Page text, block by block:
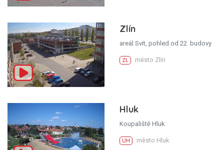
Zlín
areál Svit, pohled od 22. budovy
ZL město Zlín
Hluk
Koupaliště Hluk
UH město Hluk